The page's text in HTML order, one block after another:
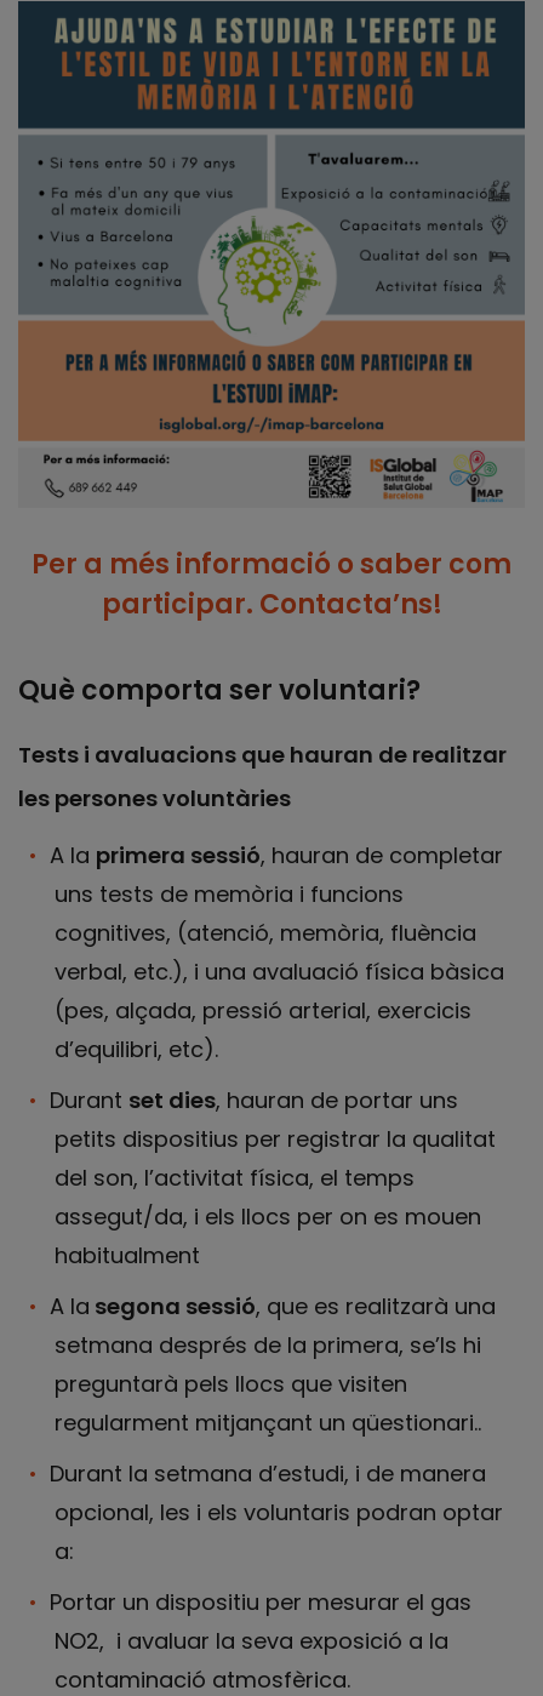
Per a més informació o saber com
participar. Contacta’ns!
Què comporta ser voluntari?
Tests i avaluacions que hauran de realitzar
les persones voluntàries
A la primera sessió, hauran de completar
uns tests de memòria i funcions
cognitives, (atenció, memòria, fluència
verbal, etc.), i una avaluació física bàsica
(pes, alçada, pressió arterial, exercicis
d’equilibri, etc).
Durant set dies, hauran de portar uns
petits dispositius per registrar la qualitat
del son, l’activitat física, el temps
assegut/da, i els llocs per on es mouen
habitualment
A la segona sessió, que es realitzarà una
setmana després de la primera, se’ls hi
preguntarà pels llocs que visiten
regularment mitjançant un qüestionari..
Durant la setmana d’estudi, i de manera
opcional, les i els voluntaris podran optar
a:
Portar un dispositiu per mesurar el gas
NO2, i avaluar la seva exposició a la
contaminació atmosfèrica.